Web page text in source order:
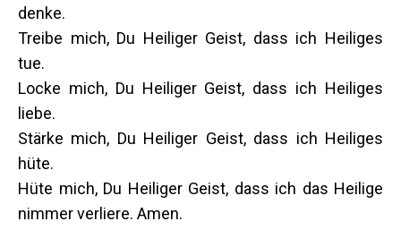
denke.
Treibe mich, Du Heiliger Geist, dass ich Heiliges
tue.
Locke mich, Du Heiliger Geist, dass ich Heiliges
liebe.
Stärke mich, Du Heiliger Geist, dass ich Heiliges
hüte.
Hüte mich, Du Heiliger Geist, dass ich das Heilige
nimmer verliere. Amen.